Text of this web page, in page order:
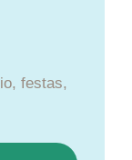
festas,